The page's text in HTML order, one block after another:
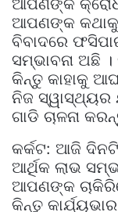
ଆପଣଙ୍କ
ବିବାଦରେ
ସମ୍ଭାବନା ଅଛି
କିନ୍ତୁ କାହାକୁ
ନିଜ ସ୍ୱାସ୍ଥ୍ୟର
ଗାଡି ଚାଳନା
କର୍କଟ: ଆଜି
ଆର୍ଥିକ ଲାଭ
ଆପଣଙ୍କ
କିନ୍ତୁ